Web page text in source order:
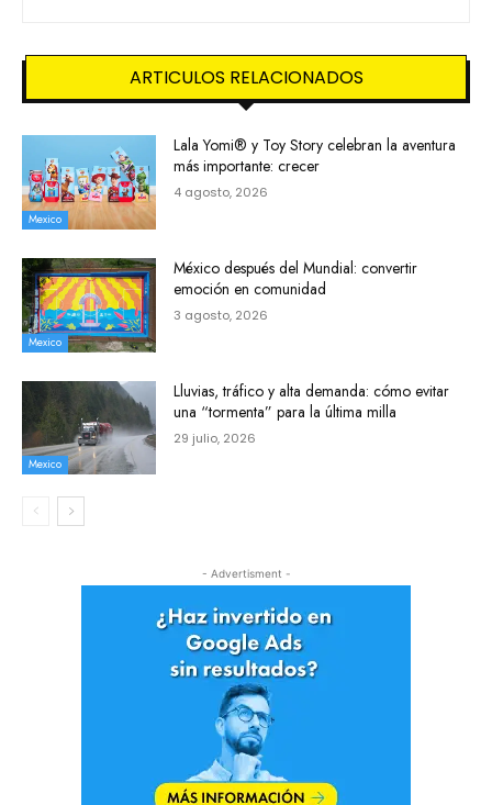
ARTICULOS RELACIONADOS
Mexico
Lala Yomi® y Toy Story celebran la aventura
más importante: crecer
4 agosto, 2026
Mexico
México después del Mundial: convertir
emoción en comunidad
3 agosto, 2026
Mexico
Lluvias, tráfico y alta demanda: cómo evitar
una “tormenta” para la última milla
29 julio, 2026
- Advertisment -